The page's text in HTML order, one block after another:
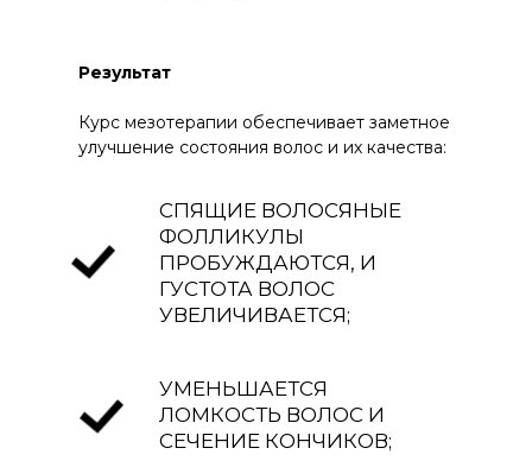
Результат
Курс мезотерапии обеспечивает заметное
улучшение состояния волос и их качества:
СПЯЩИЕ ВОЛОСЯНЫЕ
ФОЛЛИКУЛЫ
ПРОБУЖДАЮТСЯ, И
ГУСТОТА ВОЛОС
УВЕЛИЧИВАЕТСЯ;
УМЕНЬШАЕТСЯ
ЛОМКОСТЬ ВОЛОС И
СЕЧЕНИЕ КОНЧИКОВ;